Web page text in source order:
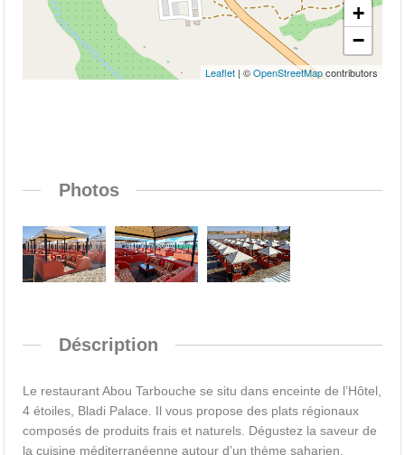
+
−
Leaflet| ©OpenStreetMapcontributors
Photos
Déscription
Le restaurant Abou Tarbouche se situ dans enceinte de l’Hôtel,
4 étoiles, Bladi Palace. Il vous propose des plats régionaux
composés de produits frais et naturels. Dégustez la saveur de
la cuisine méditerranéenne autour d’un thème saharien.